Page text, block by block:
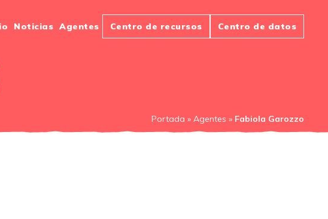
Noticias Agentes Centro de recursos Centro de datos
Portada » Agentes » Fabiola Garozzo